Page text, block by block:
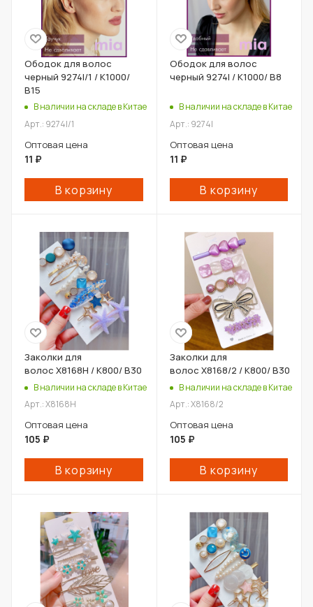
Ободок для волос
черный 9274I/1 / К1000/
В15
В наличии на складе в Китае
Арт.: 9274I/1
Оптовая цена
11 ₽
В корзину
Ободок для волос
черный 9274I / К1000/ В8
В наличии на складе в Китае
Арт.: 9274I
Оптовая цена
11 ₽
В корзину
Заколки для
волос X8168H / К800/ В30
В наличии на складе в Китае
Арт.: X8168H
Оптовая цена
105 ₽
В корзину
Заколки для
волос X8168/2 / К800/ В30
В наличии на складе в Китае
Арт.: X8168/2
Оптовая цена
105 ₽
В корзину